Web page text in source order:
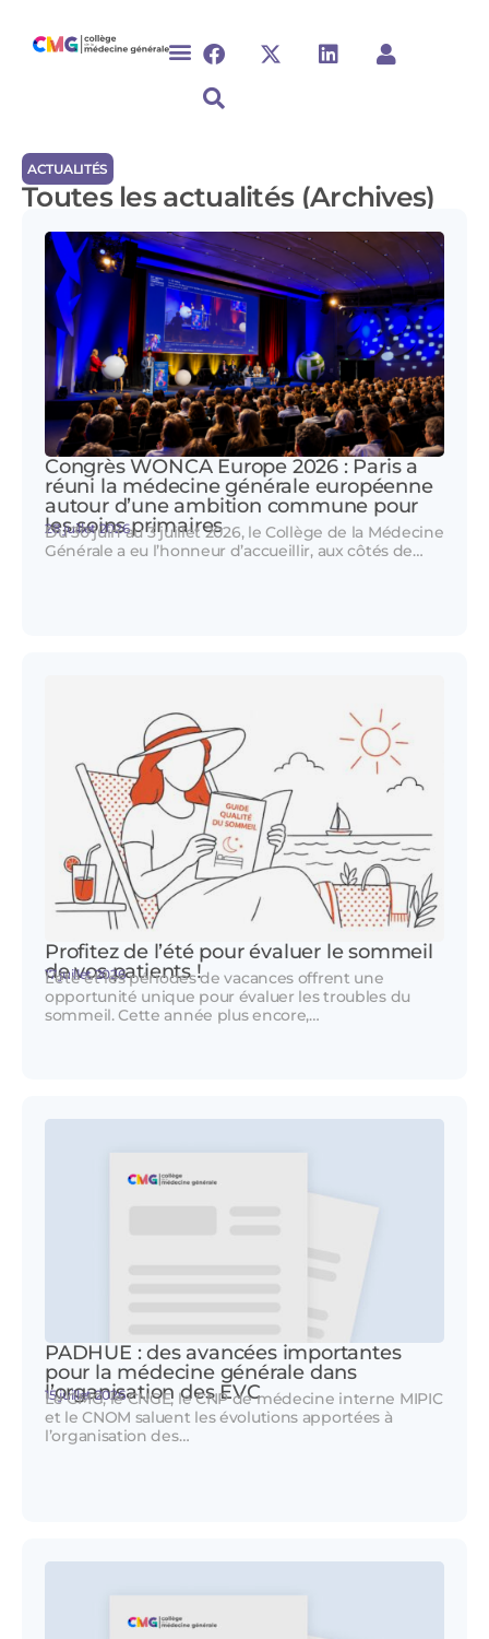
ACTUALITÉS
Toutes les actualités (Archives)
Congrès WONCA Europe 2026 : Paris a
réuni la médecine générale européenne
autour d’une ambition commune pour
les soins primaires
28 juillet 2026
Du 30 juin au 3 juillet 2026, le Collège de la Médecine
Générale a eu l’honneur d’accueillir, aux côtés de…
Profitez de l’été pour évaluer le sommeil
de vos patients !
17 juillet 2026
L’été et les périodes de vacances offrent une
opportunité unique pour évaluer les troubles du
sommeil. Cette année plus encore,…
PADHUE : des avancées importantes
pour la médecine générale dans
l’organisation des EVC
15 juillet 2026
Le CMG, le CNGE, le CNP de médecine interne MIPIC
et le CNOM saluent les évolutions apportées à
l’organisation des…